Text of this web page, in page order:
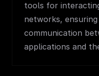
tools for
networks,
communication
applications and